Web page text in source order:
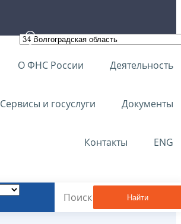
О ФНС России Деятельность
Сервисы и госуслуги Документы
Контакты ENG
Найти